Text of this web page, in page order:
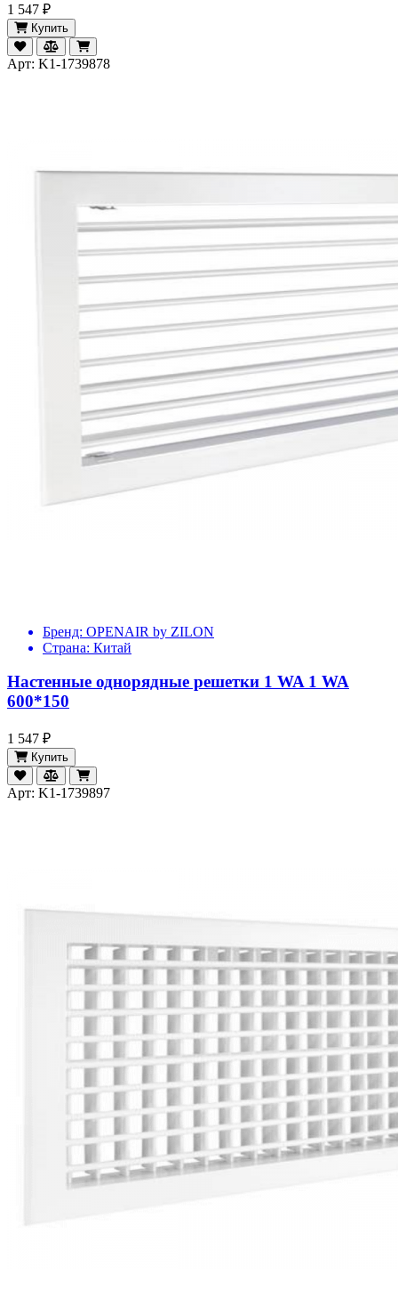
1 547 ₽
Купить
Арт: K1-1739878
Бренд: OPENAIR by ZILON
Страна: Китай
Настенные однорядные решетки 1 WA 1 WA
600*150
1 547 ₽
Купить
Арт: K1-1739897